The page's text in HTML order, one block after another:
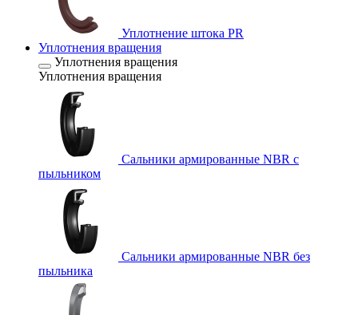
Уплотнение штока PR
Уплотнения вращения
Уплотнения вращения
Уплотнения вращения
Сальники армированные NBR с
пыльником
Сальники армированные NBR без
пыльника